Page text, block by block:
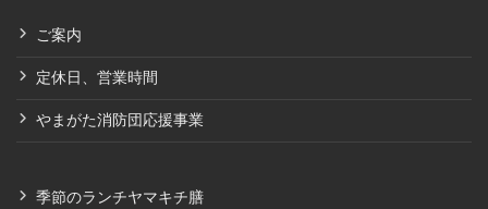
ご案内
定休日、営業時間
やまがた消防団応援事業
季節のランチヤマキチ膳